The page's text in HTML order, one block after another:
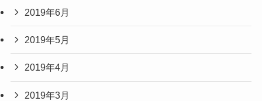
2019年6月
2019年5月
2019年4月
2019年3月